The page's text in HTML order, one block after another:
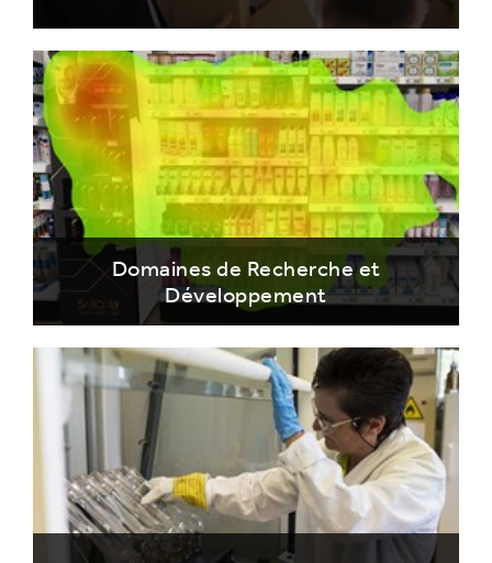
Domaines de Recherche et
Développement